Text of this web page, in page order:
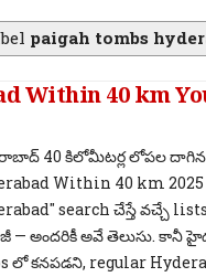
paigah tombs
Within 40 km
40 కిలోమీటర్ల లోపల దాగిన
Within 40 km
search చేస్తే వచ్చే
అందరికీ అవే తెలుసు. కానీ
లో కనపడని, regular